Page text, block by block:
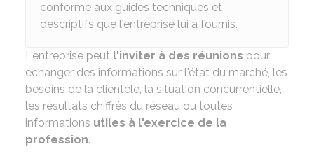
conforme aux guides techniques et
descriptifs que l'entreprise lui a fournis.
L'entreprise peut l'inviter à des réunions pour
échanger des informations sur l'état du marché, les
besoins de la clientèle, la situation concurrentielle,
les résultats chiffrés du réseau ou toutes
informations utiles à l'exercice de la
profession.